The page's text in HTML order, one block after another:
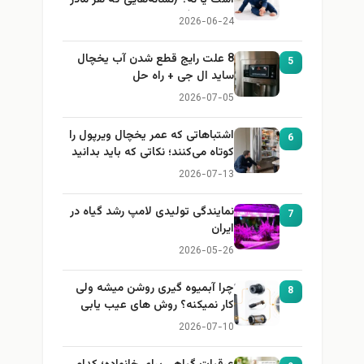
باید بداند)
2026-06-24
5
8 علت رایج قطع شدن آب یخچال
ساید ال جی + راه حل
2026-07-05
6
اشتباهاتی که عمر یخچال ویرپول را
کوتاه می‌کنند؛ نکاتی که باید بدانید
2026-07-13
7
نمایندگی تولیدی لامپ رشد گیاه در
ایران
2026-05-26
8
چرا آبمیوه گیری روشن میشه ولی
کار نمیکنه؟ روش های عیب یابی
2026-07-10